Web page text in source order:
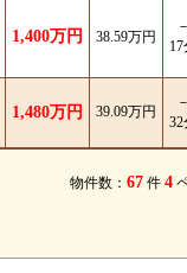
1,400万円 38.59万円
17
1,480万円 39.09万円
32
物件数： 67件 4